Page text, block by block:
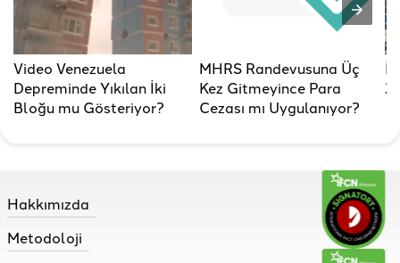
Video Venezuela
Depreminde Yıkılan İki
Bloğu mu Gösteriyor?
MHRS Randevusuna Üç
Kez Gitmeyince Para
Cezası mı Uygulanıyor?
Hakkımızda
Metodoloji